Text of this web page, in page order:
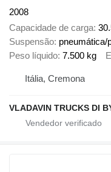
2008
Capacidade de carga
Suspensão pneumática/
Peso líquido 7.500 kg
Itália, Cremona
VLADAVIN TRUCKS DI